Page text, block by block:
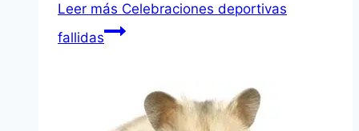
Leer más Celebraciones deportivas
fallidas